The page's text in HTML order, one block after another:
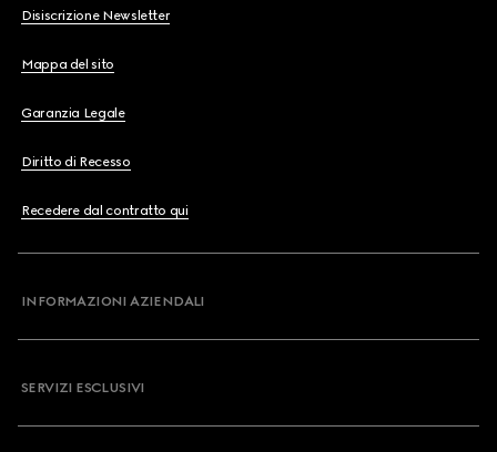
Disiscrizione Newsletter
Mappa del sito
Garanzia Legale
Diritto di Recesso
Recedere dal contratto qui
INFORMAZIONI AZIENDALI
SERVIZI ESCLUSIVI